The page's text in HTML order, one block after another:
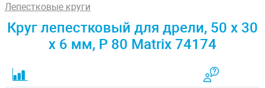
Лепестковые круги
Круг лепестковый для дрели, 50 х 30
х 6 мм, P 80 Matrix 74174